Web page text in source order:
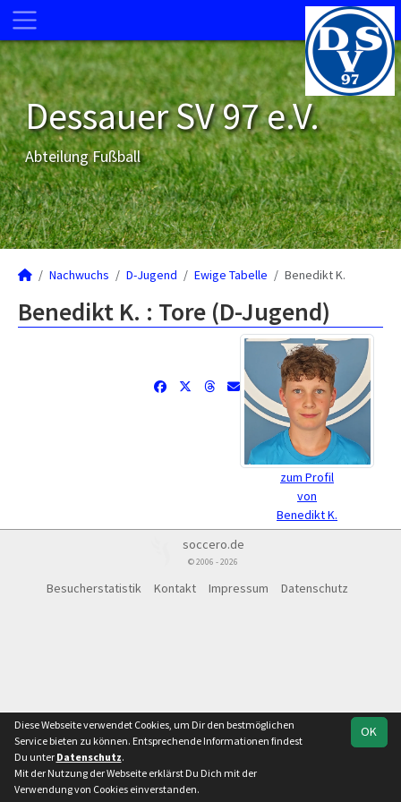
Dessauer SV 97 e.V.
Abteilung Fußball
Nachwuchs D-Jugend Ewige Tabelle Benedikt K.
Benedikt K. : Tore (D-Jugend)
zum Profil
von
Benedikt K.
soccero.de
© 2006 - 2026
Besucherstatistik Kontakt Impressum Datenschutz
OK
Diese Webseite verwendet Cookies, um Dir den bestmöglichen
Service bieten zu können. Entsprechende Informationen findest
Du unter Datenschutz.
Mit der Nutzung der Webseite erklärst Du Dich mit der
Verwendung von Cookies einverstanden.